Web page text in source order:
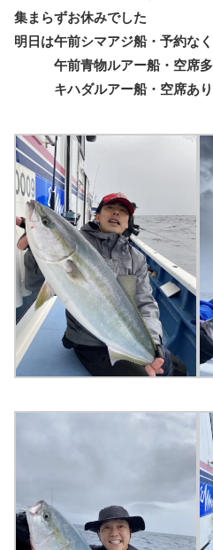
集まらずお休みでした
明日は午前シマアジ船・予約な
午前青物ルアー船・空席多
キハダルアー船・空席あり